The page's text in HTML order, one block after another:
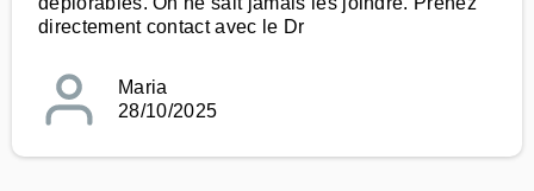
directement contact avec le Dr
Maria
28/10/2025